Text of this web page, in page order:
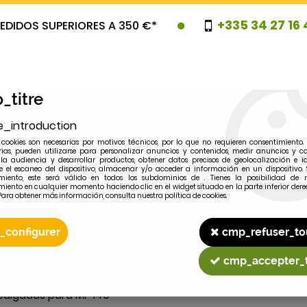
SUPERIORES A 350 €* +335 34 27 16
PROMOCIONES
MODELO
para MF 140
son necesarias por motivos técnicos, por lo que no requieren consentimiento.
pueden utilizarse para personalizar anuncios y contenidos, medir anuncios y
audiencia y desarrollar productos, obtener datos precisos de geolocalización e
el escaneo del dispositivo, almacenar y/o acceder a información en un dispositivo.
este será válido en todos los subdominios de . Tienes la posibilidad de
en cualquier momento haciendo clic en el widget situado en la parte inferior
obtener más información, consulta nuestra política de cookies.